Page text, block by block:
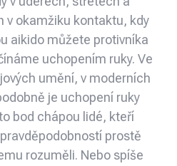
v okamžiku kontaktu, kdy
aikido můžete protivníka
uchopením ruky. Ve
umění, v moderních
je uchopení ruky
bod chápou lidé, kteří
prostě
rozuměli. Nebo spíše